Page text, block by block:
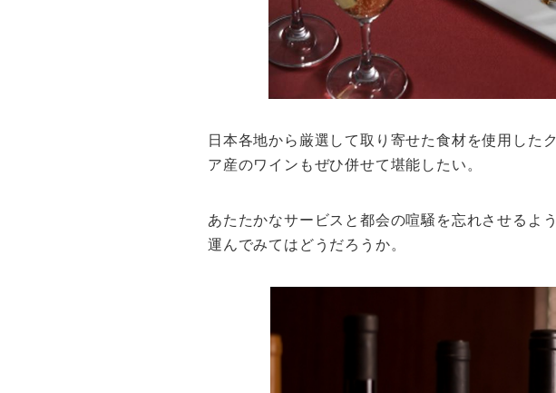
日本各地から厳選して取り寄せた食材を使用した
ア産のワインもぜひ併せて堪能したい。
あたたかなサービスと都会の喧騒を忘れさせるよ
運んでみてはどうだろうか。